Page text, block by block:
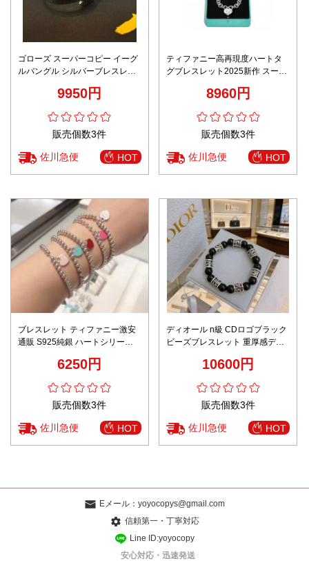
ゴローズ スーパーコピー イーグ
ルバングル シルバーブレスレッ
9950円
販売個数3件
佐川急便 HOT
ティファニー高再現度ハートタ
グブレスレット2025新作 スーパ
イト 数量限定入荷 高級感仕上げ
8960円
販売個数3件
佐川急便 HOT
ブレスレット ティファニー激安
通販 S925純銀 ハートシリーズ
6250円
販売個数3件
佐川急便 HOT
ディオール n級 CDロゴブラック
ビーズブレスレット 重厚感デザ
10600円
販売個数3件
佐川急便 HOT
Eメール： yoyocopys@gmail.com
信頼第一・丁寧対応
Line ID:yoyocopy
安心対応・迅速発送